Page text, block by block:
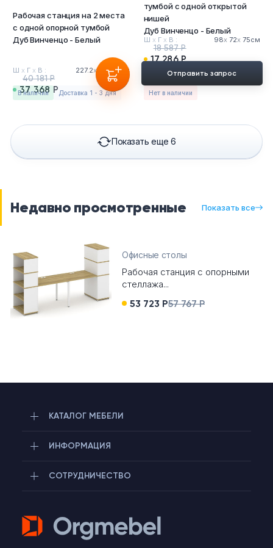
Рабочая станция на 2 места
с одной опорной тумбой
Дуб Винченцо - Белый
Ш х Г х В : 227.2х72х75см
37 368 Р
40 181 Р
в наличии Доставка 1 - 3 дня
тумбой с одной открытой
нишей
Дуб Винченцо - Белый
Ш х Г х В : 98х 72х 75см
17 286 Р
18 587 Р
Нет в наличии
Отправить запрос
Показать еще 6
Недавно просмотренные Показать все
Офисные столы
Рабочая станция с опорными
стеллажа...
53 723 Р57 767 Р
КАТАЛОГ МЕБЕЛИ
ИНФОРМАЦИЯ
СОТРУДНИЧЕСТВО
Telegram